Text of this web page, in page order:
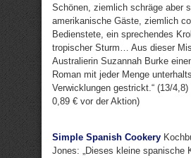
Schönen, ziemlich schräge aber
amerikanische Gäste, ziemlich
Bedienstete, ein sprechendes
tropischer Sturm… Aus dieser
Australierin Suzannah Burke
Roman mit jeder Menge
Verwicklungen gestrickt.“ (13/
0,89 € vor der Aktion)
Simple Spanish Cookery
Jones: „Dieses kleine spanische